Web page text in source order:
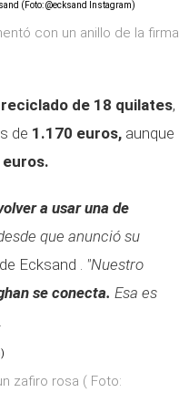
con un anillo de la firma
de 18 quilates,
de 1.170 euros, aunque
euros.
a usar una de
que anunció su
Ecksand . "Nuestro
se conecta. Esa es
zafiro rosa ( Foto: